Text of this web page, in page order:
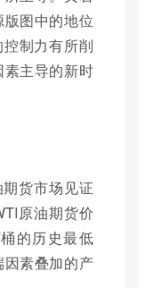
图中的地位
制力有所削
主导的新时
货市场见证
原油期货价
的历史最低
素叠加的产